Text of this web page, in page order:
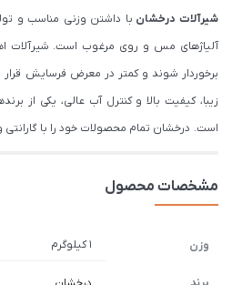
شیرآلات درخشان با داشتن وزنی مناسب و
آلیاژهای مس و روی مرغوب است. شیرآلات
برخوردار شوند و کمتر در معرض فرسایش قرار
زیبا، کیفیت بالا و کنترل آب عالی، یکی از
است. درخشان تمام محصولات خود را با گارانتی و ضمانت 5 ساله
مشخصات محصول
وزن 1 کیلوگرم